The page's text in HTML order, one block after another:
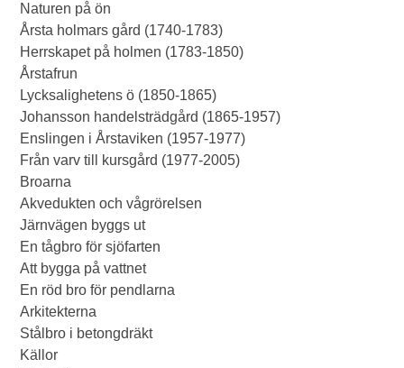
Naturen på ön
Årsta holmars gård (1740-1783)
Herrskapet på holmen (1783-1850)
Årstafrun
Lycksalighetens ö (1850-1865)
Johansson handelsträdgård (1865-1957)
Enslingen i Årstaviken (1957-1977)
Från varv till kursgård (1977-2005)
Broarna
Akvedukten och vågrörelsen
Järnvägen byggs ut
En tågbro för sjöfarten
Att bygga på vattnet
En röd bro för pendlarna
Arkitekterna
Stålbro i betongdräkt
Källor